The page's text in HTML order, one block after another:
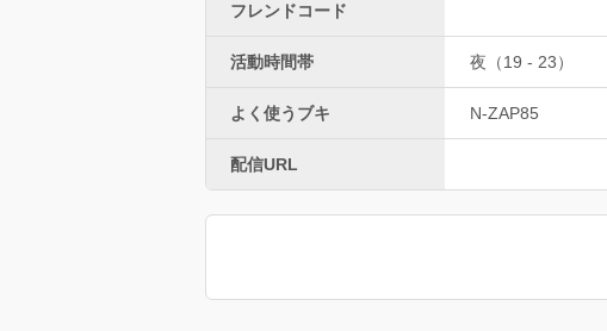
フレンドコード
活動時間帯 夜（19 - 23）
よく使うブキ N-ZAP85
配信URL